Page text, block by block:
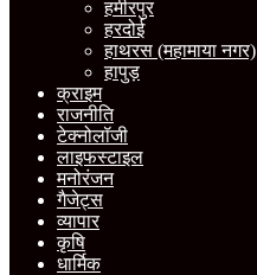
हमीरपुर
हरदोई
हाथरस (महामाया नगर)
हापुड़
क्राइम
राजनीति
टेक्नोलॉजी
लाइफस्टाइल
मनोरंजन
गैजेट्स
व्यापार
कृषि
धार्मिक